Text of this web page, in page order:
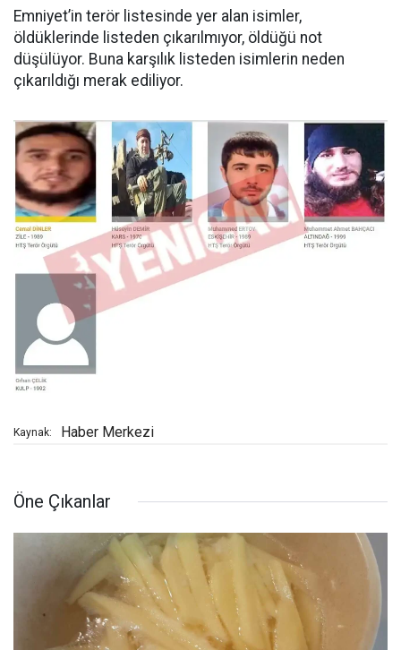
Emniyet’in terör listesinde yer alan isimler,
öldüklerinde listeden çıkarılmıyor, öldüğü not
düşülüyor. Buna karşılık listeden isimlerin neden
çıkarıldığı merak ediliyor.
Kaynak: Haber Merkezi
Öne Çıkanlar